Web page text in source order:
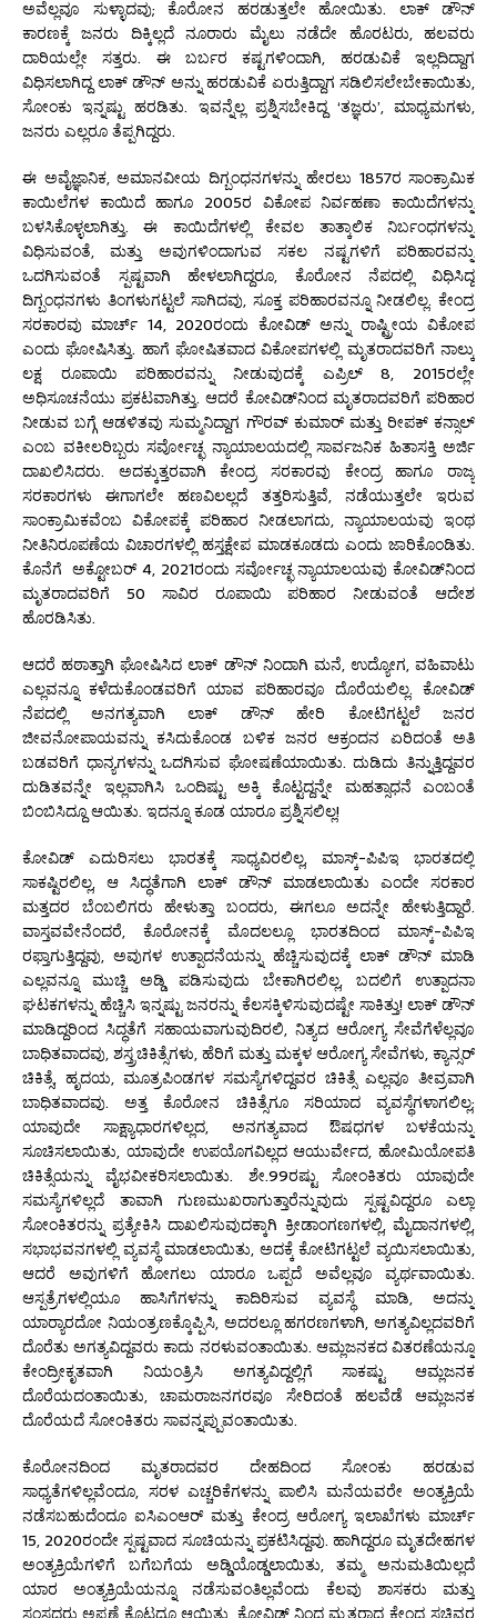
ಅವೆಲ್ಲವೂ ಸುಳ್ಳಾದವು; ಕೊರೋನ ಹರಡುತ್ತಲೇ ಹೋಯಿತು. ಲಾಕ್ ಡೌನ್
ಕಾರಣಕ್ಕೆ ಜನರು ದಿಕ್ಕಿಲ್ಲದೆ ನೂರಾರು ಮೈಲು ನಡೆದೇ ಹೊರಟರು, ಹಲವರು
ದಾರಿಯಲ್ಲೇ ಸತ್ತರು. ಈ ಬರ್ಬರ ಕಷ್ಟಗಳಿಂದಾಗಿ, ಹರಡುವಿಕೆ ಇಲ್ಲದಿದ್ದಾಗ
ವಿಧಿಸಲಾಗಿದ್ದ ಲಾಕ್ ಡೌನ್ ಅನ್ನು ಹರಡುವಿಕೆ ಏರುತ್ತಿದ್ದಾಗ ಸಡಿಲಿಸಲೇಬೇಕಾಯಿತು,
ಸೋಂಕು ಇನ್ನಷ್ಟು ಹರಡಿತು. ಇವನ್ನೆಲ್ಲ ಪ್ರಶ್ನಿಸಬೇಕಿದ್ದ ‘ತಜ್ಞರು’, ಮಾಧ್ಯಮಗಳು,
ಜನರು ಎಲ್ಲರೂ ತೆಪ್ಪಗಿದ್ದರು.
ಈ ಅವೈಜ್ಞಾನಿಕ, ಅಮಾನವೀಯ ದಿಗ್ಬಂಧನಗಳನ್ನು ಹೇರಲು 1857ರ ಸಾಂಕ್ರಾಮಿಕ
ಕಾಯಿಲೆಗಳ ಕಾಯಿದೆ ಹಾಗೂ 2005ರ ವಿಕೋಪ ನಿರ್ವಹಣಾ ಕಾಯಿದೆಗಳನ್ನು
ಬಳಸಿಕೊಳ್ಳಲಾಗಿತ್ತು. ಈ ಕಾಯಿದೆಗಳಲ್ಲಿ ಕೇವಲ ತಾತ್ಕಾಲಿಕ ನಿರ್ಬಂಧಗಳನ್ನು
ವಿಧಿಸುವಂತೆ, ಮತ್ತು ಅವುಗಳಿಂದಾಗುವ ಸಕಲ ನಷ್ಟಗಳಿಗೆ ಪರಿಹಾರವನ್ನು
ಒದಗಿಸುವಂತೆ ಸ್ಪಷ್ಟವಾಗಿ ಹೇಳಲಾಗಿದ್ದರೂ, ಕೊರೋನ ನೆಪದಲ್ಲಿ ವಿಧಿಸಿದ್ದ
ದಿಗ್ಬಂಧನಗಳು ತಿಂಗಳುಗಟ್ಟಲೆ ಸಾಗಿದವು, ಸೂಕ್ತ ಪರಿಹಾರವನ್ನೂ ನೀಡಲಿಲ್ಲ. ಕೇಂದ್ರ
ಸರಕಾರವು ಮಾರ್ಚ್ 14, 2020ರಂದು ಕೋವಿಡ್ ಅನ್ನು ರಾಷ್ಟ್ರೀಯ ವಿಕೋಪ
ಎಂದು ಘೋಷಿಸಿತ್ತು. ಹಾಗೆ ಘೋಷಿತವಾದ ವಿಕೋಪಗಳಲ್ಲಿ ಮೃತರಾದವರಿಗೆ ನಾಲ್ಕು
ಲಕ್ಷ ರೂಪಾಯಿ ಪರಿಹಾರವನ್ನು ನೀಡುವುದಕ್ಕೆ ಎಪ್ರಿಲ್ 8, 2015ರಲ್ಲೇ
ಅಧಿಸೂಚನೆಯು ಪ್ರಕಟವಾಗಿತ್ತು. ಆದರೆ ಕೋವಿಡ್‌ನಿಂದ ಮೃತರಾದವರಿಗೆ ಪರಿಹಾರ
ನೀಡುವ ಬಗ್ಗೆ ಆಡಳಿತವು ಸುಮ್ಮನಿದ್ದಾಗ ಗೌರವ್ ಕುಮಾರ್ ಮತ್ತು ರೀಪಕ್ ಕನ್ಸಾಲ್
ಎಂಬ ವಕೀಲರಿಬ್ಬರು ಸರ್ವೋಚ್ಛ ನ್ಯಾಯಾಲಯದಲ್ಲಿ ಸಾರ್ವಜನಿಕ ಹಿತಾಸಕ್ತಿ ಅರ್ಜಿ
ದಾಖಲಿಸಿದರು. ಅದಕ್ಕುತ್ತರವಾಗಿ ಕೇಂದ್ರ ಸರಕಾರವು ಕೇಂದ್ರ ಹಾಗೂ ರಾಜ್ಯ
ಸರಕಾರಗಳು ಈಗಾಗಲೇ ಹಣವಿಲಲ್ಲದೆ ತತ್ತರಿಸುತ್ತಿವೆ, ನಡೆಯುತ್ತಲೇ ಇರುವ
ಸಾಂಕ್ರಾಮಿಕವೆಂಬ ವಿಕೋಪಕ್ಕೆ ಪರಿಹಾರ ನೀಡಲಾಗದು, ನ್ಯಾಯಾಲಯವು ಇಂಥ
ನೀತಿನಿರೂಪಣೆಯ ವಿಚಾರಗಳಲ್ಲಿ ಹಸ್ತಕ್ಷೇಪ ಮಾಡಕೂಡದು ಎಂದು ಜಾರಿಕೊಂಡಿತು.
ಕೊನೆಗೆ ಅಕ್ಟೋಬರ್ 4, 2021ರಂದು ಸರ್ವೋಚ್ಛ ನ್ಯಾಯಾಲಯವು ಕೋವಿಡ್‌ನಿಂದ
ಮೃತರಾದವರಿಗೆ 50 ಸಾವಿರ ರೂಪಾಯಿ ಪರಿಹಾರ ನೀಡುವಂತೆ ಆದೇಶ
ಹೊರಡಿಸಿತು.
ಆದರೆ ಹಠಾತ್ತಾಗಿ ಘೋಷಿಸಿದ ಲಾಕ್ ಡೌನ್ ನಿಂದಾಗಿ ಮನೆ, ಉದ್ಯೋಗ, ವಹಿವಾಟು
ಎಲ್ಲವನ್ನೂ ಕಳೆದುಕೊಂಡವರಿಗೆ ಯಾವ ಪರಿಹಾರವೂ ದೊರೆಯಲಿಲ್ಲ. ಕೋವಿಡ್
ನೆಪದಲ್ಲಿ ಅನಗತ್ಯವಾಗಿ ಲಾಕ್ ಡೌನ್ ಹೇರಿ ಕೋಟಿಗಟ್ಟಲೆ ಜನರ
ಜೀವನೋಪಾಯವನ್ನು ಕಸಿದುಕೊಂಡ ಬಳಿಕ ಜನರ ಆಕ್ರಂದನ ಏರಿದಂತೆ ಅತಿ
ಬಡವರಿಗೆ ಧಾನ್ಯಗಳನ್ನು ಒದಗಿಸುವ ಘೋಷಣೆಯಾಯಿತು. ದುಡಿದು ತಿನ್ನುತ್ತಿದ್ದವರ
ದುಡಿತವನ್ನೇ ಇಲ್ಲವಾಗಿಸಿ ಒಂದಿಷ್ಟು ಅಕ್ಕಿ ಕೊಟ್ಟದ್ದನ್ನೇ ಮಹತ್ಸಾಧನೆ ಎಂಬಂತೆ
ಬಿಂಬಿಸಿದ್ದೂ ಆಯಿತು. ಇದನ್ನೂ ಕೂಡ ಯಾರೂ ಪ್ರಶ್ನಿಸಲಿಲ್ಲ!
ಕೋವಿಡ್ ಎದುರಿಸಲು ಭಾರತಕ್ಕೆ ಸಾಧ್ಯವಿರಲಿಲ್ಲ, ಮಾಸ್ಕ್-ಪಿಪಿಇ ಭಾರತದಲ್ಲಿ
ಸಾಕಷ್ಟಿರಲಿಲ್ಲ, ಆ ಸಿದ್ಧತೆಗಾಗಿ ಲಾಕ್ ಡೌನ್ ಮಾಡಲಾಯಿತು ಎಂದೇ ಸರಕಾರ
ಮತ್ತದರ ಬೆಂಬಲಿಗರು ಹೇಳುತ್ತಾ ಬಂದರು, ಈಗಲೂ ಅದನ್ನೇ ಹೇಳುತ್ತಿದ್ದಾರೆ.
ವಾಸ್ತವವೇನೆಂದರೆ, ಕೊರೋನಕ್ಕೆ ಮೊದಲಲ್ಲೂ ಭಾರತದಿಂದ ಮಾಸ್ಕ್-ಪಿಪಿಇ
ರಫ್ತಾಗುತ್ತಿದ್ದವು, ಅವುಗಳ ಉತ್ಪಾದನೆಯನ್ನು ಹೆಚ್ಚಿಸುವುದಕ್ಕೆ ಲಾಕ್ ಡೌನ್ ಮಾಡಿ
ಎಲ್ಲವನ್ನೂ ಮುಚ್ಚಿ ಅಡ್ಡಿ ಪಡಿಸುವುದು ಬೇಕಾಗಿರಲಿಲ್ಲ, ಬದಲಿಗೆ ಉತ್ಪಾದನಾ
ಘಟಕಗಳನ್ನು ಹೆಚ್ಚಿಸಿ ಇನ್ನಷ್ಟು ಜನರನ್ನು ಕೆಲಸಕ್ಕಿಳಿಸುವುದಷ್ಟೇ ಸಾಕಿತ್ತು! ಲಾಕ್ ಡೌನ್
ಮಾಡಿದ್ದರಿಂದ ಸಿದ್ಧತೆಗೆ ಸಹಾಯವಾಗುವುದಿರಲಿ, ನಿತ್ಯದ ಆರೋಗ್ಯ ಸೇವೆಗೆಳೆಲ್ಲವೂ
ಬಾಧಿತವಾದವು, ಶಸ್ತ್ರಚಿಕಿತ್ಸೆಗಳು, ಹೆರಿಗೆ ಮತ್ತು ಮಕ್ಕಳ ಆರೋಗ್ಯ ಸೇವೆಗಳು, ಕ್ಯಾನ್ಸರ್
ಚಿಕಿತ್ಸೆ, ಹೃದಯ, ಮೂತ್ರಪಿಂಡಗಳ ಸಮಸ್ಯೆಗಳಿದ್ದವರ ಚಿಕಿತ್ಸೆ ಎಲ್ಲವೂ ತೀವ್ರವಾಗಿ
ಬಾಧಿತವಾದವು. ಅತ್ತ ಕೊರೋನ ಚಿಕಿತ್ಸೆಗೂ ಸರಿಯಾದ ವ್ಯವಸ್ಥೆಗಳಾಗಲಿಲ್ಲ;
ಯಾವುದೇ ಸಾಕ್ಷ್ಯಾಧಾರಗಳಿಲ್ಲದ, ಅನಗತ್ಯವಾದ ಔಷಧಗಳ ಬಳಕೆಯನ್ನು
ಸೂಚಿಸಲಾಯಿತು, ಯಾವುದೇ ಉಪಯೊಗವಿಲ್ಲದ ಆಯುರ್ವೇದ, ಹೋಮಿಯೋಪತಿ
ಚಿಕಿತ್ಸೆಯನ್ನು ವೈಭವೀಕರಿಸಲಾಯಿತು. ಶೇ.99ರಷ್ಟು ಸೋಂಕಿತರು ಯಾವುದೇ
ಸಮಸ್ಯೆಗಳಿಲ್ಲದೆ ತಾವಾಗಿ ಗುಣಮುಖರಾಗುತ್ತಾರೆನ್ನುವುದು ಸ್ಪಷ್ಟವಿದ್ದರೂ ಎಲ್ಲಾ
ಸೋಂಕಿತರನ್ನು ಪ್ರತ್ಯೇಕಿಸಿ ದಾಖಲಿಸುವುದಕ್ಕಾಗಿ ಕ್ರೀಡಾಂಗಣಗಳಲ್ಲಿ, ಮೈದಾನಗಳಲ್ಲಿ,
ಸಭಾಭವನಗಳಲ್ಲಿ ವ್ಯವಸ್ಥೆ ಮಾಡಲಾಯಿತು, ಅದಕ್ಕೆ ಕೋಟಿಗಟ್ಟಲೆ ವ್ಯಯಿಸಲಾಯಿತು,
ಆದರೆ ಅವುಗಳಿಗೆ ಹೋಗಲು ಯಾರೂ ಒಪ್ಪದೆ ಅವೆಲ್ಲವೂ ವ್ಯರ್ಥವಾಯಿತು.
ಆಸ್ಪತ್ರೆಗಳಲ್ಲಿಯೂ ಹಾಸಿಗೆಗಳನ್ನು ಕಾದಿರಿಸುವ ವ್ಯವಸ್ಥೆ ಮಾಡಿ, ಅದನ್ನು
ಯಾರ‍್ಯಾರದೋ ನಿಯಂತ್ರಣಕ್ಕೊಪ್ಪಿಸಿ, ಅದರಲ್ಲೂ ಹಗರಣಗಳಾಗಿ, ಅಗತ್ಯವಿಲ್ಲದವರಿಗೆ
ದೊರೆತು ಅಗತ್ಯವಿದ್ದವರು ಕಾದು ನರಳುವಂತಾಯಿತು. ಆಮ್ಲಜನಕದ ವಿತರಣೆಯನ್ನೂ
ಕೇಂದ್ರೀಕೃತವಾಗಿ ನಿಯಂತ್ರಿಸಿ ಅಗತ್ಯವಿದ್ದಲ್ಲಿಗೆ ಸಾಕಷ್ಟು ಆಮ್ಲಜನಕ
ದೊರೆಯದಂತಾಯಿತು, ಚಾಮರಾಜನಗರವೂ ಸೇರಿದಂತೆ ಹಲವೆಡೆ ಆಮ್ಲಜನಕ
ದೊರೆಯದೆ ಸೋಂಕಿತರು ಸಾವನ್ನಪ್ಪುವಂತಾಯಿತು.
ಕೊರೋನದಿಂದ ಮೃತರಾದವರ ದೇಹದಿಂದ ಸೋಂಕು ಹರಡುವ
ಸಾಧ್ಯತೆಗಳಿಲ್ಲವೆಂದೂ, ಸರಳ ಎಚ್ಚರಿಕೆಗಳನ್ನು ಪಾಲಿಸಿ ಮನೆಯವರೇ ಅಂತ್ಯಕ್ರಿಯೆ
ನಡೆಸಬಹುದೆಂದೂ ಐಸಿಎಂಆರ್ ಮತ್ತು ಕೇಂದ್ರ ಆರೋಗ್ಯ ಇಲಾಖೆಗಳು ಮಾರ್ಚ್
15, 2020ರಂದೇ ಸ್ಪಷ್ಟವಾದ ಸೂಚಿಯನ್ನು ಪ್ರಕಟಿಸಿದ್ದವು. ಹಾಗಿದ್ದರೂ ಮೃತದೇಹಗಳ
ಅಂತ್ಯಕ್ರಿಯೆಗಳಿಗೆ ಬಗೆಬಗೆಯ ಅಡ್ಡಿಯೊಡ್ಡಲಾಯಿತು, ತಮ್ಮ ಅನುಮತಿಯಿಲ್ಲದೆ
ಯಾರ ಅಂತ್ಯಕ್ರಿಯೆಯನ್ನೂ ನಡೆಸುವಂತಿಲ್ಲವೆಂದು ಕೆಲವು ಶಾಸಕರು ಮತ್ತು